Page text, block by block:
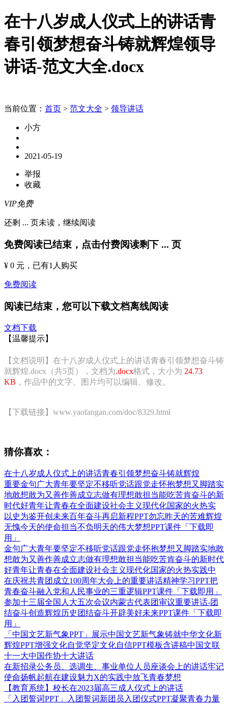
在十八岁成人仪式上的讲话青
春引领梦想奋斗铸就辉煌领导
讲话-范文大全.docx
当前位置： 首页 > 范文大全 > 领导讲话
小方
2021-05-19
举报
收藏
VIP免费
还剩 ... 页未读， 继续阅读
免费阅读已结束，点击付费阅读剩下 ... 页
¥ 0 元 ，已有1 人购买
免费阅读
阅读已结束，您可以下载文档离线阅读
文档下载
【温馨提示】
【文档说明】在十八岁成人仪式上的讲话青春引领梦想奋斗铸
就辉煌.docx（共5页），文档为.docx格式，大小为 24.73
KB ，作品中的文字、图片均可以编辑、修改。
【下载链接】www.yaofangan.com/doc/8329.html
猜你喜欢：
在十八岁成人仪式上的讲话青春引领梦想奋斗铸就辉煌
重要金句广大青年要坚定不移听党话跟党走怀抱梦想又脚踏实
地敢想敢为又善作善成立志做有理想敢担当能吃苦肯奋斗的新
时代好青年让青春在全面建设社会主义现代化国家的火热实
以史为鉴开创未来百年奋斗再启新程PPT勿忘昨天的苦难辉煌
无愧今天的使命担当不负明天的伟大梦想PPT课件「下载即
用」
金句广大青年要坚定不移听党话跟党走怀抱梦想又脚踏实地敢
想敢为又善作善成立志做有理想敢担当能吃苦肯奋斗的新时代
好青年让青春在全面建设社会主义现代化国家的火热实践中
在庆祝共青团成立100周年大会上的重要讲话精神学习PPT把
青春奋斗融入党和人民事业的三重逻辑PPT课件「下载即用」
参加十三届全国人大五次会议内蒙古代表团审议重要讲话-团
结奋斗创造辉煌历史团结奋斗开辟美好未来PPT课件「下载即
用」
「中国文艺新气象PPT」展示中国文艺新气象铸就中华文化新
辉煌PPT增强文化自觉坚定文化自信PPT模板含讲稿中国文联
十一大中国作协十大讲话
在新招录公务员、选调生、事业单位人员座谈会上的讲话牢记
使命扬帆起航在建设魅力X的实践中放飞青春梦想
【教育系统】校长在2023届高三成人仪式上的讲话
「入团誓词PPT」入团誓词新团员入团仪式PPT凝聚青春力量